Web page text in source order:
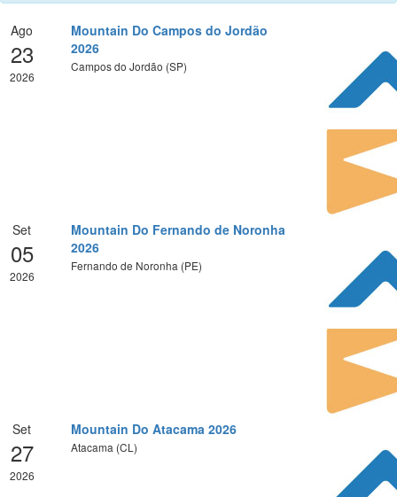
Ago
23
2026
Mountain Do Campos do Jordão
2026
Campos do Jordão (SP)
Set
05
2026
Mountain Do Fernando de Noronha
2026
Fernando de Noronha (PE)
Set
27
2026
Mountain Do Atacama 2026
Atacama (CL)